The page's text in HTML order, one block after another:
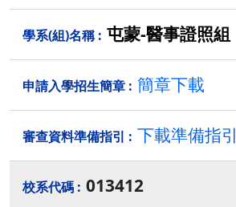
屯蒙-醫事證照組
簡章下載
下載準備指引
013412